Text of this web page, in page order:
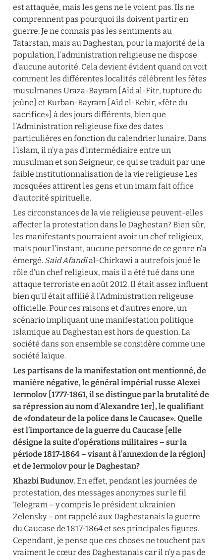
est attaquée, mais les gens ne le voient pas. Ils ne
comprennent pas pourquoi ils doivent partir en
guerre. Je ne connais pas les sentiments au
Tatarstan, mais au Daghestan, pour la majorité de la
population, l’administration religieuse ne dispose
d’aucune autorité. Cela devient évident quand on voit
comment les différentes localités célèbrent les fêtes
musulmanes Uraza-Bayram [Aïd al-Fitr, tupture du
jeûne] et Kurban-Bayram [Aïd el-Kebir, «fête du
sacrifice»] à des jours différents, bien que
l’Administration religieuse fixe des dates
particulières en fonction du calendrier lunaire. Dans
l’islam, il n’y a pas d’intermédiaire entre un
musulman et son Seigneur, ce qui se traduit par une
faible institutionnalisation de la vie religieuse Les
mosquées attirent les gens et un imam fait office
d’autorité spirituelle.
Les circonstances de la vie religieuse peuvent-elles
affecter la protestation dans le Daghestan? Bien sûr,
les manifestants pourraient avoir un chef religieux,
mais pour l’instant, aucune personne de ce genre n’a
émergé. Said Afandi al-Chirkawi a autrefois joué le
rôle d’un chef religieux, mais il a été tué dans une
attaque terroriste en août 2012. Il était assez influent
bien qu’il était affilié à l’Administration religeuse
officielle. Pour ces raisons et d’autres enore, un
scénario impliquant une manifestation politique
islamique au Daghestan est hors de question. La
société dans son ensemble se considère comme une
société laïque.
Les partisans de la manifestation ont mentionné, de
manière négative, le général impérial russe Alexei
Iermolov [1777-1861, il se distingue par la brutalité de
sa répression au nom d’Alexandre 1er], le qualifiant
de «fondateur de la police dans le Caucase». Quelle
est l’importance de la guerre du Caucase [elle
désigne la suite d’opérations militaires – sur la
période 1817-1864 – visant à l’annexion de la région]
et de Iermolov pour le Daghestan?
Khazbi Budunov. En effet, pendant les journées de
protestation, des messages anonymes sur le fil
Telegram – y compris le président ukrainien
Zelensky – ont rappelé aux Daghestanais la guerre
du Caucase de 1817-1864 et ses principales figures.
Cependant, je pense que ces choses ne touchent pas
vraiment le cœur des Daghestanais car il n’y a pas de